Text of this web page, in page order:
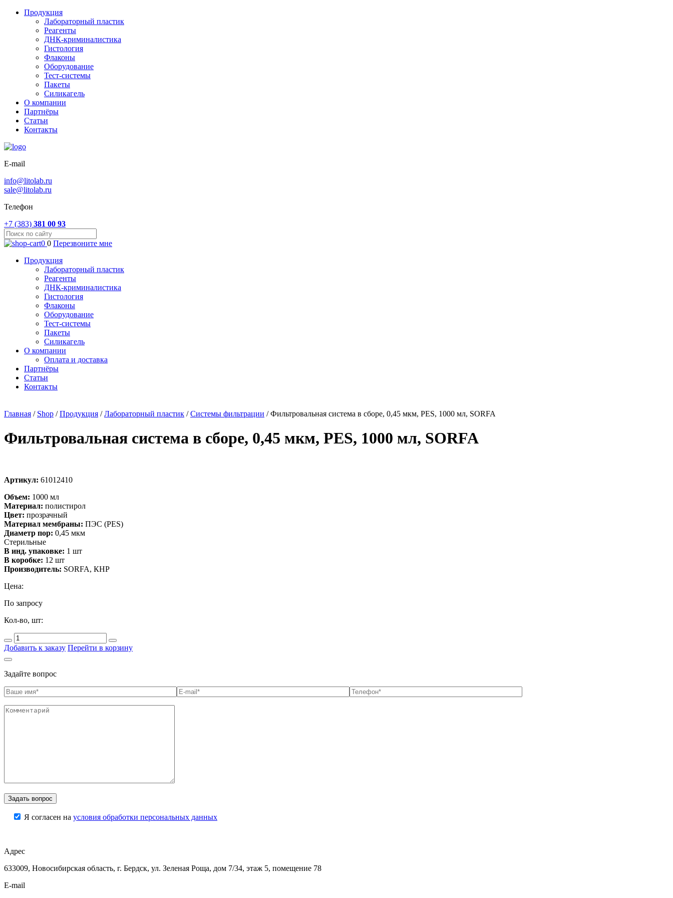
Продукция
Лабораторный пластик
Реагенты
ДНК-криминалистика
Гистология
Флаконы
Оборудование
Тест-системы
Пакеты
Силикагель
О компании
Партнёры
Статьи
Контакты
E-mail
info@litolab.ru
sale@litolab.ru
Телефон
+7 (383) 381 00 93
0 0 Перезвоните мне
Продукция
Лабораторный пластик
Реагенты
ДНК-криминалистика
Гистология
Флаконы
Оборудование
Тест-системы
Пакеты
Силикагель
О компании
Оплата и доставка
Партнёры
Статьи
Контакты
Главная / Shop /Продукция /Лабораторный пластик /Системы фильтрации /Фильтровальная система в сборе, 0,45 мкм, PES, 1000 мл, SORFA
Фильтровальная система в сборе, 0,45 мкм, PES, 1000 мл, SORFA
Артикул: 61012410
Объем: 1000 мл
Материал: полистирол
Цвет: прозрачный
Материал мембраны: ПЭС (PES)
Диаметр пор: 0,45 мкм
Стерильные
В инд. упаковке: 1 шт
В коробке: 12 шт
Производитель: SORFA, КНР
Цена:
По запросу
Кол-во, шт:
Добавить к заказу Перейти в корзину
Задайте вопрос
Я согласен на условия обработки персональных данных
Адрес
633009, Новосибирская область, г. Бердск, ул. Зеленая Роща, дом 7/34, этаж 5, помещение 78
E-mail